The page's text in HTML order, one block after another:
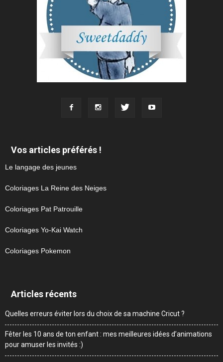
Vos articles préférés !
Le langage des jeunes
Coloriages La Reine des Neiges
Coloriages Pat Patrouille
Coloriages Yo-Kai Watch
Coloriages Pokemon
Articles récents
Quelles erreurs éviter lors du choix de sa machine Cricut ?
Fêter les 10 ans de ton enfant : mes meilleures idées d’animations
pour amuser les invités :)